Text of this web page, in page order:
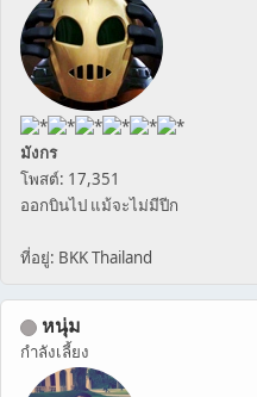
มังกร
โพสต์: 17,351
ออกบินไป แม้จะไม่มีปีก
ที่อยู่: BKK Thailand
หนุ่ม
กำลังเลี้ยง